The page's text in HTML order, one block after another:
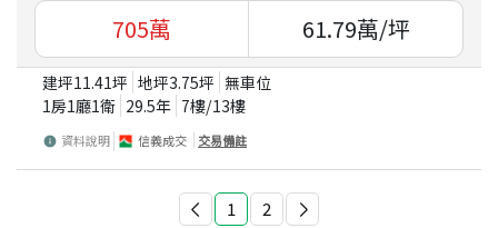
705萬 61.79萬/坪
建坪11.41坪 地坪3.75坪 無車位
1房1廳1衛 29.5年 7樓/13樓
資料說明 信義成交 交易備註
1 2